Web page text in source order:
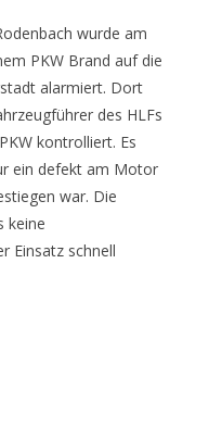
wurde am
PKW Brand auf die
alarmiert. Dort
des HLFs
kontrolliert. Es
ein defekt am Motor
war. Die
keine
Einsatz schnell